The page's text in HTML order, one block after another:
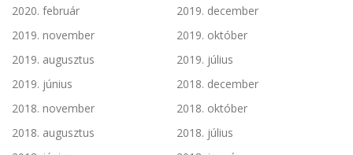
2020. február
2019. december
2019. november
2019. október
2019. augusztus
2019. július
2019. június
2018. december
2018. november
2018. október
2018. augusztus
2018. július